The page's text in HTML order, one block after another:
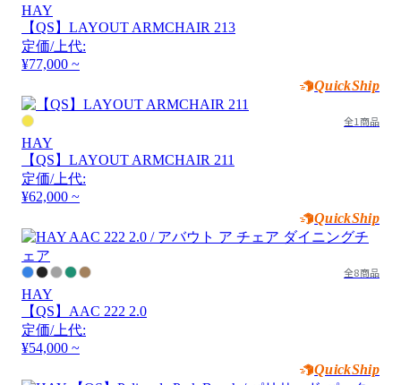
HAY
【QS】LAYOUT ARMCHAIR 213
定価/上代:
¥77,000 ~
QuickShip
全1商品
HAY
【QS】LAYOUT ARMCHAIR 211
定価/上代:
¥62,000 ~
QuickShip
全8商品
HAY
【QS】AAC 222 2.0
定価/上代:
¥54,000 ~
QuickShip